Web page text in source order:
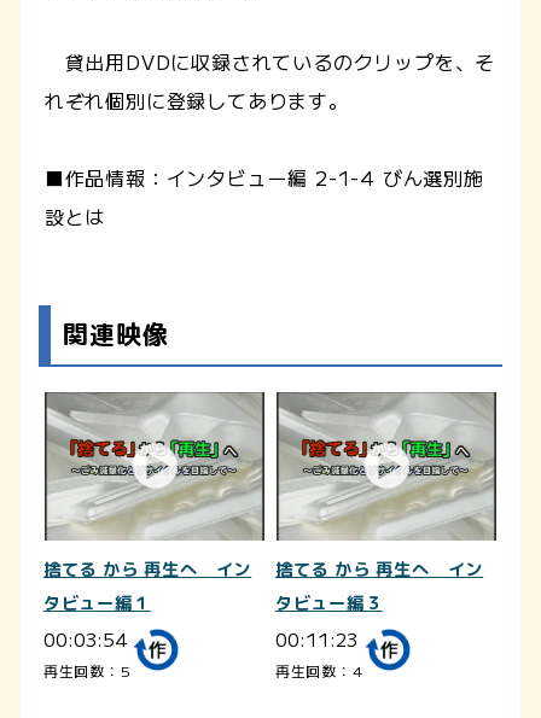
貸出用DVDに収録されているのクリップを、そ
れぞれ個別に登録してあります。
■作品情報：インタビュー編 2-1-4 びん選別施
設とは
関連映像
捨てる から 再生へ イン
タビュー編１
00:03:54
再生回数：5
捨てる から 再生へ イン
タビュー編３
00:11:23
再生回数：4